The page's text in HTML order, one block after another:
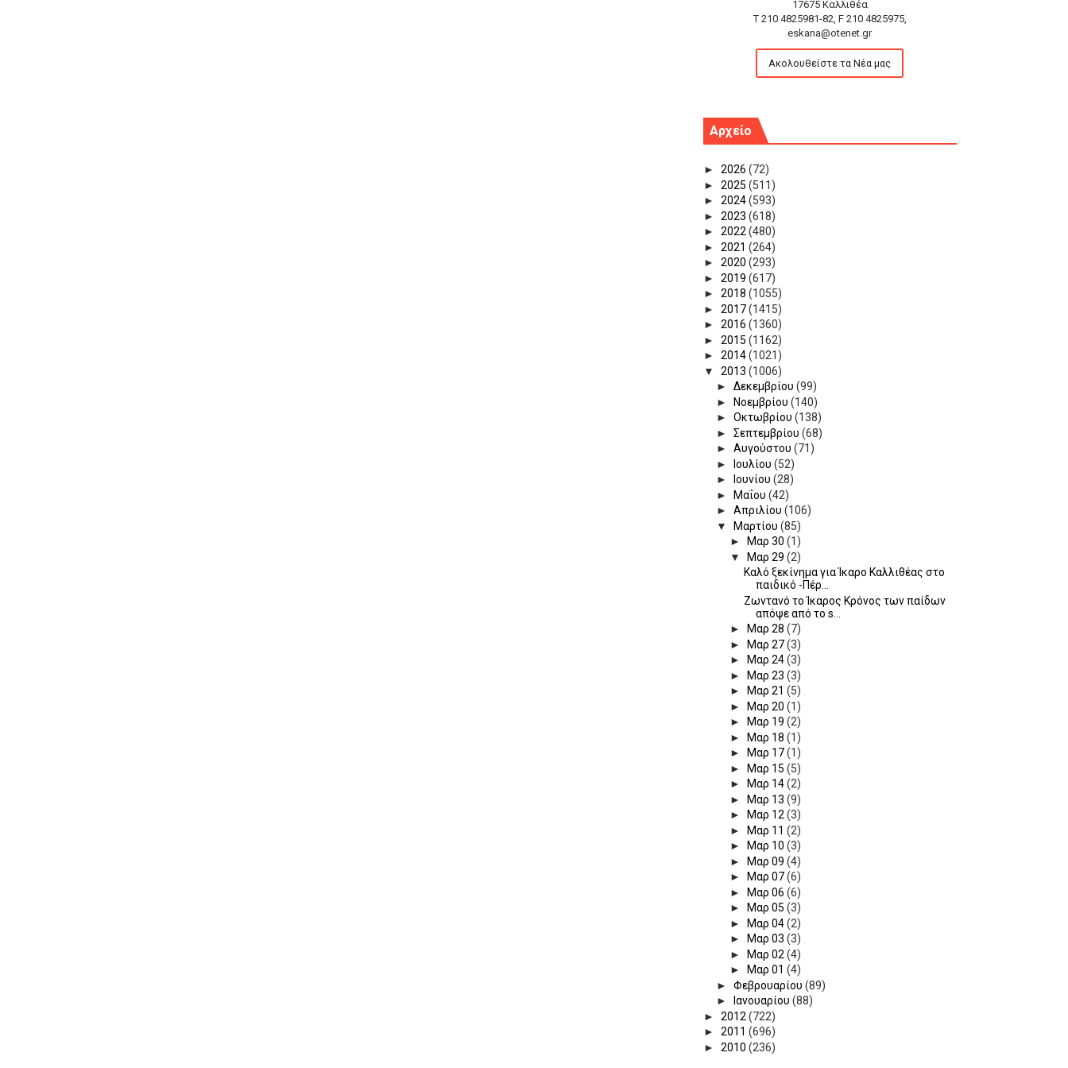
17675 Καλλιθέα
T 210 4825981-82, F 210 4825975,
eskana@otenet.gr
Ακολουθείστε τα Νέα μας
Αρχείο
► 2026 (72)
► 2025 (511)
► 2024(593)
► 2023 (618)
► 2022(480)
► 2021 (264)
► 2020 (293)
► 2019 (617)
► 2018 (1055)
► 2017(1415)
► 2016 (1360)
► 2015 (1162)
► 2014(1021)
▼ 2013 (1006)
►Δεκεμβρίου(99)
► Νοεμβρίου(140)
►Οκτωβρίου(138)
►Σεπτεμβρίου(68)
►Αυγούστου(71)
►
Ιουλίου(52)
►
Ιουνίου(28)
► Μαΐου(42)
►Απριλίου(106)
▼ Μαρτίου(85)
►
Μαρ 30(1)
▼
Μαρ 29(2)
Καλό ξεκίνημα για Ίκαρο Καλλιθέας στο
παιδικό -Πέρ...
Ζωντανό το Ίκαρος Κρόνος των παίδων
απόψε από το s...
►
Μαρ 28(7)
►
Μαρ 27(3)
►
Μαρ 24(3)
►
Μαρ 23(3)
►
Μαρ 21(5)
►
Μαρ 20(1)
►
Μαρ 19(2)
►
Μαρ 18(1)
►
Μαρ 17(1)
►
Μαρ 15(5)
►
Μαρ 14(2)
►
Μαρ 13(9)
►
Μαρ 12(3)
►
Μαρ 11(2)
►
Μαρ 10(3)
►
Μαρ 09(4)
►
Μαρ 07(6)
►
Μαρ 06(6)
►
Μαρ 05(3)
►
Μαρ 04(2)
►
Μαρ 03(3)
►
Μαρ 02(4)
►
Μαρ 01(4)
►Φεβρουαρίου(89)
►
Ιανουαρίου(88)
► 2012 (722)
► 2011 (696)
► 2010 (236)